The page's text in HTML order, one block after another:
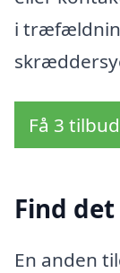
i
Få 3
Find
En anden